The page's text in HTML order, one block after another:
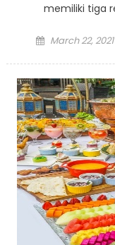
memiliki tiga
Posted
March 22, 2021